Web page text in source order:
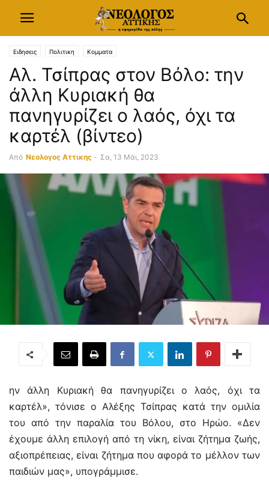
Ειδησεις Πολιτικη Κομματα
Αλ. Τσίπρας στον Βόλο: την
άλλη Κυριακή θα
πανηγυρίζει ο λαός, όχι τα
καρτέλ (βίντεο)
Από Νεολογος Αττικης - Σα, 13 Μάι, 2023
ην άλλη Κυριακή θα πανηγυρίζει ο λαός, όχι τα
καρτέλ», τόνισε ο Αλέξης Τσίπρας κατά την ομιλία
του από την παραλία του Βόλου, στο Ηρώο. «Δεν
έχουμε άλλη επιλογή από τη νίκη, είναι ζήτημα ζωής,
αξιοπρέπειας, είναι ζήτημα που αφορά το μέλλον των
παιδιών μας», υπογράμμισε.